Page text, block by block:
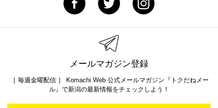
メールマガジン登録
［ 毎週金曜配信 ］ Komachi Web 公式メールマガジン『トクだねメー
ル』で新潟の最新情報をチェックしよう！